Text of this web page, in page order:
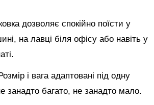
дозволяє спокійно поїсти у
на лавці біля офісу або навіть у
і вага адаптовані під одну
багато, не занадто мало.